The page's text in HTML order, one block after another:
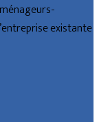
existante